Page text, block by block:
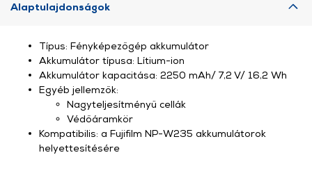
Alaptulajdonságok
Típus: Fényképezőgép akkumulátor
Akkumulátor típusa: Lítium-ion
Akkumulátor kapacitása: 2250 mAh/ 7,2 V/ 16,2 Wh
Egyéb jellemzők:
Nagyteljesítményű cellák
Védőáramkör
Kompatibilis: a Fujifilm NP-W235 akkumulátorok
helyettesítésére